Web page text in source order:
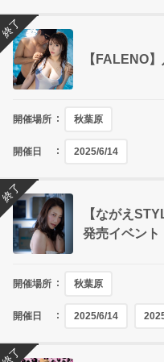
【FALENO
開催場所 秋葉原
開催日 2025/6/14
終了
【ながえ
発売イベント
開催場所 秋葉原
開催日 2025/6/14
終了
終了